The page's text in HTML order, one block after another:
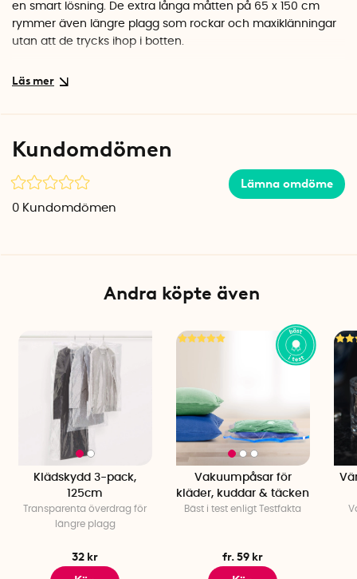
en smart lösning. De extra långa måtten på 65 x 150 cm
rymmer även längre plagg som rockar och maxiklänningar
utan att de trycks ihop i botten.
Enkel att använda
plaggen får andas. En smidig lösning som förenklar din
Mått: 65 x 150 cm
Kundomdömen
Lämna omdöme
0 Kundomdömen
Andra köpte även
Klädskydd 3-pack,
125cm
Transparenta överdrag för
längre plagg
32 kr
Vakuumpåsar för
kläder, kuddar & täcken
Bäst i test enligt Testfakta
fr. 59 kr